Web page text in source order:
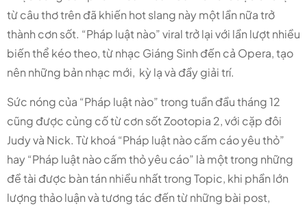
từ câu thơ trên đã khiến hot slang này một lần nữa trở
thành cơn sốt. “Pháp luật nào” viral trở lại với lần lượt nhiều
biến thể kéo theo, từ nhạc Giáng Sinh đến cả Opera, tạo
nên những bản nhạc mới, kỳ lạ và đầy giải trí.
Sức nóng của “Pháp luật nào” trong tuần đầu tháng 12
cũng được củng cố từ cơn sốt Zootopia 2, với cặp đôi
Judy và Nick. Từ khoá “Pháp luật nào cấm cáo yêu thỏ”
hay “Pháp luật nào cấm thỏ yêu cáo” là một trong những
đề tài được bàn tán nhiều nhất trong Topic, khi phần lớn
lượng thảo luận và tương tác đến từ những bài post,